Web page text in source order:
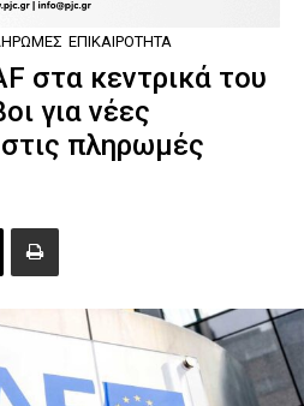
ΕΠΙΚΑΙΡΌΤΗΤΑ
στα κεντρικά του
για νέες
πληρωμές